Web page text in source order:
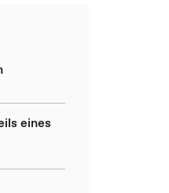
eines